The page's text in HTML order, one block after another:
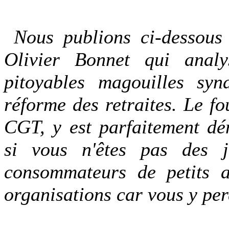
Nous publions ci-
Olivier Bonnet qui
pitoyables magouilles
réforme des retraites. Le
CGT, y est parfaitement
si vous n'êtes pas des
consommateurs de petits
organisations car vous y